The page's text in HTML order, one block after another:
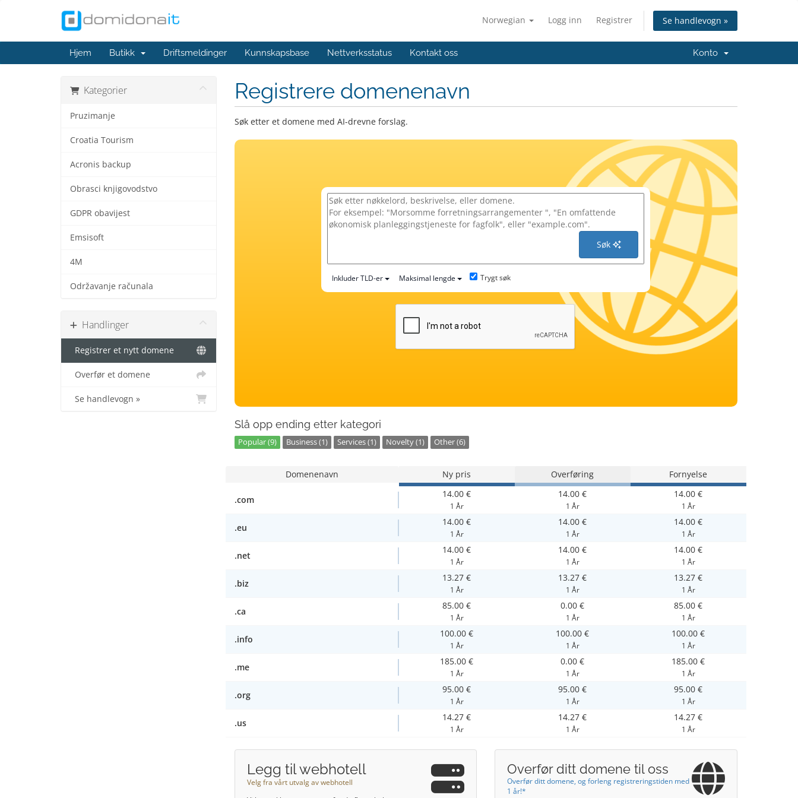
Norwegian Logg inn Registrer Se handlevogn »
Hjem Butikk Driftsmeldinger Kunnskapsbase Nettverksstatus Kontakt oss Konto
Kategorier
Pruzimanje
Croatia Tourism
Acronis backup
Obrasci knjigovodstvo
GDPR obavijest
Emsisoft
4M
Održavanje računala
Handlinger
Registrer et nytt domene
Overfør et domene
Se handlevogn »
Registrere domenenavn
Søk etter et domene med AI-drevne forslag.
Søk
Inkluder TLD-er Maksimal lengde Trygt søk
Slå opp ending etter kategori
Popular (9) Business (1) Services (1) Novelty (1) Other (6)
Domenenavn Ny pris Overføring Fornyelse
.com
14.00 €
1 År
14.00 €
1 År
14.00 €
1 År
.eu
14.00 €
1 År
14.00 €
1 År
14.00 €
1 År
.net
14.00 €
1 År
14.00 €
1 År
14.00 €
1 År
.biz
13.27 €
1 År
13.27 €
1 År
13.27 €
1 År
.ca
85.00 €
1 År
0.00 €
1 År
85.00 €
1 År
.info
100.00 €
1 År
100.00 €
1 År
100.00 €
1 År
.me
185.00 €
1 År
0.00 €
1 År
185.00 €
1 År
.org
95.00 €
1 År
95.00 €
1 År
95.00 €
1 År
.us
14.27 €
1 År
14.27 €
1 År
14.27 €
1 År
Legg til webhotell
Velg fra vårt utvalg av webhotell
Overfør ditt domene til oss
Overfør ditt domene, og forleng registreringstiden med
1 år!*